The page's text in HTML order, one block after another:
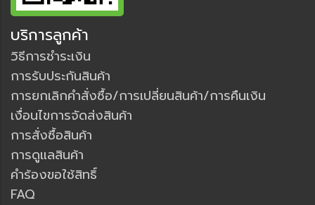
บริการลูกค้า
วิธีการชำระเงิน
การรับประกันสินค้า
การยกเลิกคำสั่งซื้อ/การเปลี่ยนสินค้า/การคืนเงิน
เงื่อนไขการจัดส่งสินค้า
การสั่งซื้อสินค้า
การดูแลสินค้า
คำร้องขอใช้สิทธิ์
FAQ